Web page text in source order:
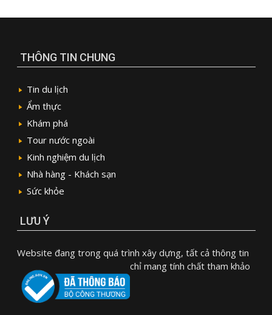
THÔNG TIN CHUNG
Tin du lịch
Ẩm thực
Khám phá
Tour nước ngoài
Kinh nghiệm du lịch
Nhà hàng - Khách sạn
Sức khỏe
LƯU Ý
Website đang trong quá trình xây dựng, tất cả thông tin
chỉ mang tính chất tham khảo